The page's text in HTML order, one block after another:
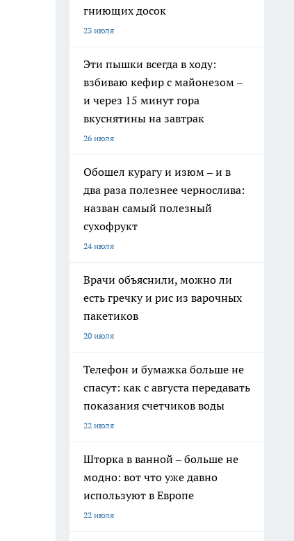
гниющих досок
23 июля
Эти пышки всегда в ходу:
взбиваю кефир с майонезом –
и через 15 минут гора
вкуснятины на завтрак
26 июля
Обошел курагу и изюм – и в
два раза полезнее чернослива:
назван самый полезный
сухофрукт
24 июля
Врачи объяснили, можно ли
есть гречку и рис из варочных
пакетиков
20 июля
Телефон и бумажка больше не
спасут: как с августа передавать
показания счетчиков воды
22 июля
Шторка в ванной – больше не
модно: вот что уже давно
используют в Европе
22 июля